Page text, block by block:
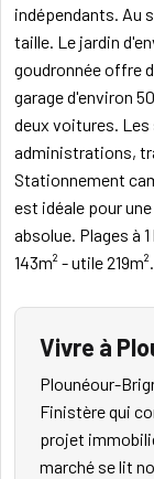
indépendants. Au
taille. Le jardin
goudronnée offre
garage d'environ
deux voitures.
administrations,
Stationnement
est idéale pour
absolue. Plages à
143m² - utile 219m².
Vivre à
Plounéour-
Finistère qui
projet
marché se lit